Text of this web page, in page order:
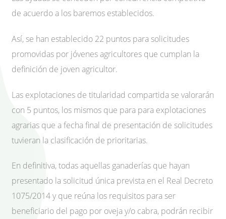
de acuerdo a los baremos establecidos.
Así, se han establecido 22 puntos para solicitudes
promovidas por jóvenes agricultores que cumplan la
definición de joven agricultor.
Las explotaciones de titularidad compartida se valorarán
con 5 puntos, los mismos que para para explotaciones
agrarias que a fecha final de presentación de solicitudes
tuvieran la clasificación de prioritarias.
En definitiva, todas aquellas ganaderías que hayan
presentado la solicitud única prevista en el Real Decreto
1075/2014 y que reúna los requisitos para ser
beneficiario del pago por oveja y/o cabra, podrán recibir